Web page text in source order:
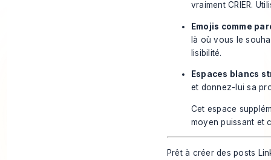
vraiment CRIER.
Emojis comme
là où vous le
lisibilité.
Espaces blancs
et donnez-lui sa
Cet espace
moyen puissant et
Prêt à créer des posts